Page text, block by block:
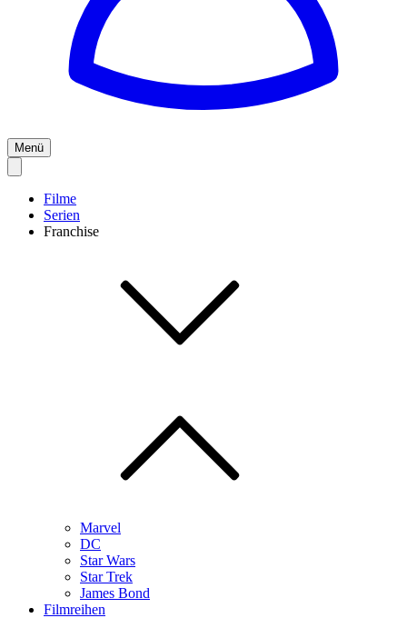
Menü
Filme
Serien
Franchise
Marvel
DC
Star Wars
Star Trek
James Bond
Filmreihen